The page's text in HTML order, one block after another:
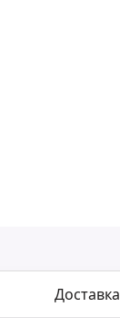
Доставка